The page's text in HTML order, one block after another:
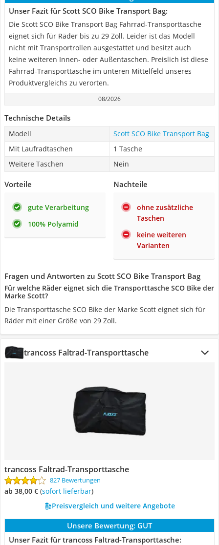
Unser Fazit für Scott SCO Bike Transport Bag:
Die Scott SCO Bike Transport Bag Fahrrad-Transporttasche
eignet sich für Räder bis zu 29 Zoll. Leider ist das Modell
nicht mit Transportrollen ausgestattet und besitzt auch
keine weiteren Innen- oder Außentaschen. Preislich ist diese
Fahrrad-Transporttasche im unteren Mittelfeld unseres
Produktvergleichs zu verorten.
08/2026
Technische Details
Modell
Scott SCO Bike Transport Bag
Mit Laufradtaschen
1 Tasche
Weitere Taschen
Nein
Vorteile
gute Verarbeitung
100% Polyamid
Nachteile
ohne zusätzliche
Taschen
keine weiteren
Varianten
Fragen und Antworten zu Scott SCO Bike Transport Bag
Für welche Räder eignet sich die Transporttasche SCO Bike der
Marke Scott?
Die Transporttasche SCO Bike der Marke Scott eignet sich für
Räder mit einer Größe von 29 Zoll.
trancoss Faltrad-Transporttasche
trancoss Faltrad-Transporttasche
827 Bewertungen
ab 38,00 € ( Sofort lieferbar)
Preisvergleich und weitere Angebote
Unsere Bewertung: GUT
Unser Fazit für trancoss Faltrad-Transporttasche: